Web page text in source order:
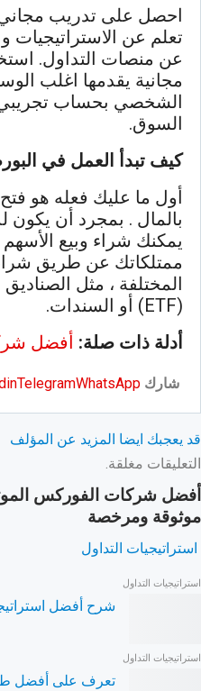
احصل على تدريب مجاني
تعلم عن الاستراتيجيات
عن منصات التداول.
مجانية يقدمها اغلب
الشخصي بحساب تجريبي.
السوق.
كيف تبدأ العمل في
أول ما عليك فعله هو
بالمال . بمجرد أن
يمكنك شراء وبيع الأسهم
ممتلكاتك عن طريق
المختلفة ، مثل
(ETF) أو السندات.
أدلة ذات صلة: أفضل
شارك TelegramWhatsApp
قد يعجبك ايضا المزيد عن المؤلف
التعليقات مغلقة.
موثوقة ومرخصة
استراتيجيات التداول
استراتيجيات التداول
شرح أفضل
استراتيجيات التداول
تعرف على أفضل